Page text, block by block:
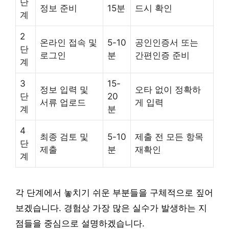
계
정보 준비
15분
드시 확인
2
단
계
온라인 접속 및
로그인
5-10
분
공인인증서 또는
간편인증 준비
3
단
계
정보 입력 및
서류 업로드
15-
20
분
오타 없이 정확하
게 입력
4
단
계
최종 검토 및
제출
5-10
분
제출 전 모든 항목
재확인
각 단계에서 놓치기 쉬운 부분들을 구체적으로 짚어
보겠습니다. 경험상 가장 많은 실수가 발생하는 지
점들을 중심으로 설명하겠습니다.